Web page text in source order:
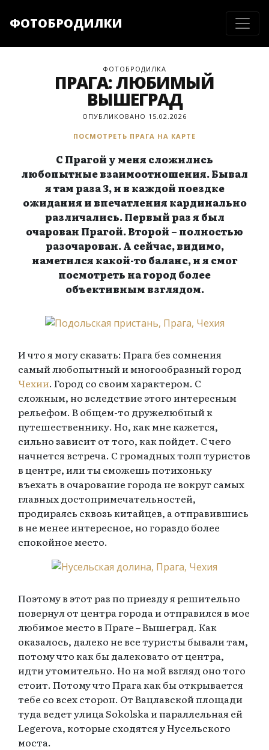
ФОТОБРОДИЛКИ
ФОТОБРОДИЛКА
ПРАГА: ЛЮБИМЫЙ
ВЫШЕГРАД
ОПУБЛИКОВАНО 15.02.2026
ПОСМОТРЕТЬ ПРАГА НА КАРТЕ
С Прагой у меня сложились
любопытные взаимоотношения. Бывал
я там раза 3, и в каждой поездке
ожидания и впечатления кардинально
различались. Первый раз я был
очарован Прагой. Второй – полностью
разочарован. А сейчас, видимо,
наметился какой-то баланс, и я смог
посмотреть на город более
объективным взглядом.
И что я могу сказать: Прага без сомнения
самый любопытный и многообразный город
Чехии. Город со своим характером. С
сложным, но вследствие этого интересным
рельефом. В общем-то дружелюбный к
путешественнику. Но, как мне кажется,
сильно зависит от того, как пойдет. С чего
начнется встреча. С громадных толп туристов
в центре, или ты сможешь потихоньку
въехать в очарование города не вокруг самых
главных достопримечательностей,
продираясь сквозь китайцев, а отправившись
в не менее интересное, но гораздо более
спокойное место.
Поэтому в этот раз по приезду я решительно
повернул от центра города и отправился в мое
любимое место в Праге – Вышеград. Как
оказалось, далеко не все туристы бывали там,
потому что как бы далековато от центра,
идти утомительно. Но на мой взгляд оно того
стоит. Потому что Прага как бы открывается
тебе со всех сторон. От Вацлавской площади
туда ведет улица Sokolska и параллельная ей
Legerova, которые сходятся у Нусельского
моста.